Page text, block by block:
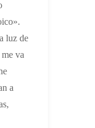
luz de
va
a